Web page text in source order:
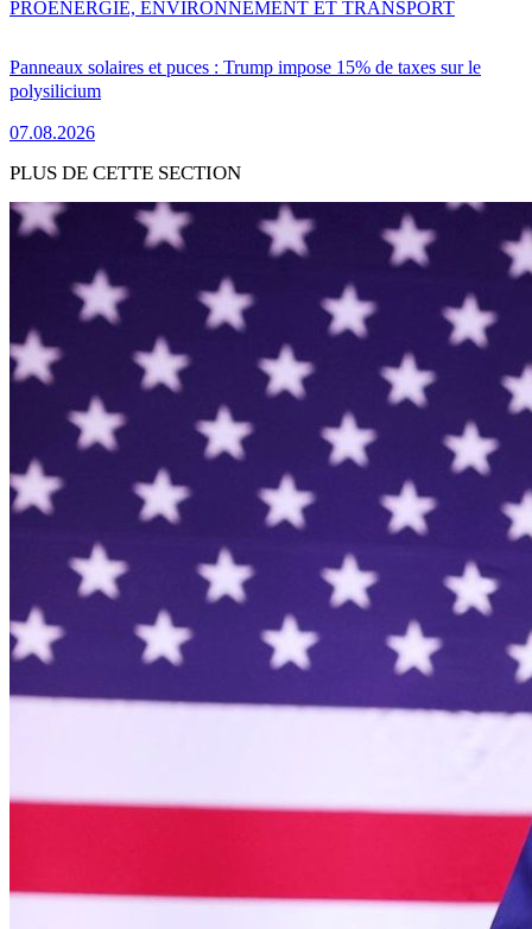
Panneaux solaires et puces : Trump impose 15% de taxes sur le
polysilicium
07.08.2026
PROENERGIE, ENVIRONNEMENT ET TRANSPORT
PLUS DE CETTE SECTION